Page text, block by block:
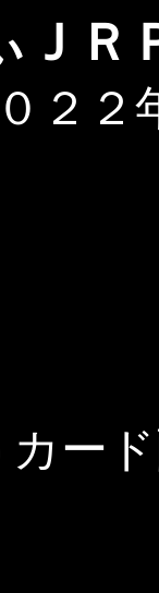
ＪＲ
０２
ード